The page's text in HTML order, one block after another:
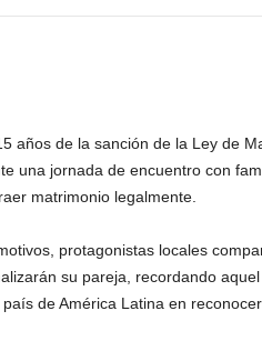
años de la sanción de la Ley de
una jornada de encuentro con
matrimonio legalmente.
protagonistas locales
su pareja, recordando
de América Latina en